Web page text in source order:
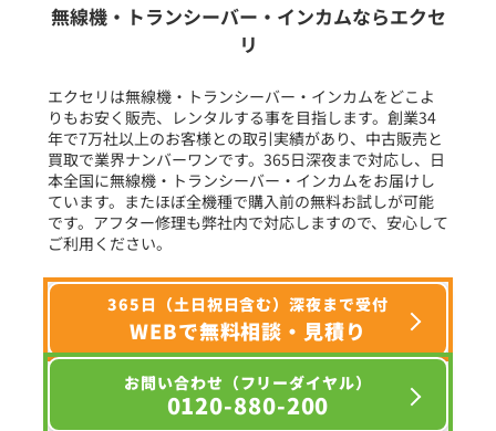
フリーワード入力(製品名等)
選択条件をリセット
無線機・トランシーバー・インカムならエクセ
リ
エクセリは無線機・トランシーバー・インカムをどこよ
りもお安く販売、レンタルする事を目指します。創業34
年で7万社以上のお客様との取引実績があり、中古販売と
買取で業界ナンバーワンです。365日深夜まで対応し、日
本全国に無線機・トランシーバー・インカムをお届けし
ています。またほぼ全機種で購入前の無料お試しが可能
です。アフター修理も弊社内で対応しますので、安心して
ご利用ください。
365日（土日祝日含む）深夜まで受付
WEBで無料相談・見積り
お問い合わせ（フリーダイヤル）
0120-880-200